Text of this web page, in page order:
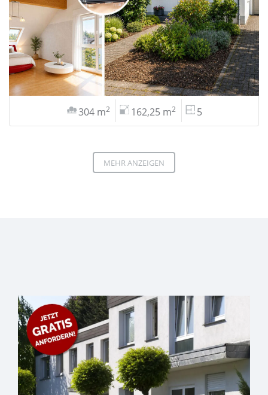
304 m2 162,25 m2 5
MEHR ANZEIGEN